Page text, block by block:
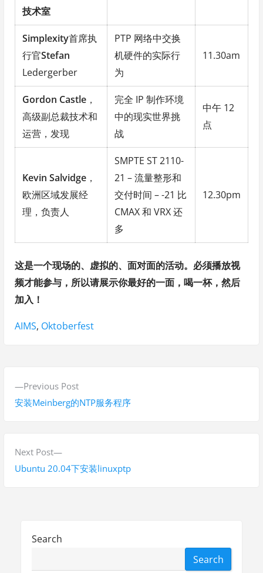
技术室
Simplexity首席执
行官Stefan
Ledergerber
PTP 网络中交换
机硬件的实际行
为
11.30am
Gordon Castle，
高级副总裁技术和
运营，发现
完全 IP 制作环境
中的现实世界挑
战
中午 12
点
Kevin Salvidge，
欧洲区域发展经
理，负责人
SMPTE ST 2110-
21 – 流量整形和
交付时间 – -21 比
CMAX 和 VRX 还
多
12.30pm
这是一个现场的、虚拟的、面对面的活动。必须播放视
频才能参与，所以请展示你最好的一面，喝一杯，然后
加入！
Tags:
AIMS, Oktoberfest
Previous PostP
r
o
安装Meinberg的NTP服务程序
Next Post
N
e
Ubuntu 20.04下安装linuxptp
Search
Search